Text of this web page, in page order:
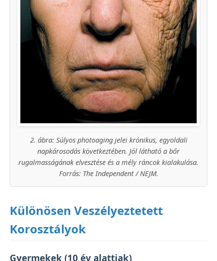
2. ábra: Súlyos photoaging jelei krónikus, egyoldali
napkárosodás következtében. Jól látható a bőr
rugalmasságának elvesztése és a mély ráncok kialakulása.
Forrás: The Independent / NEJM.
Különösen Veszélyeztetett
Korosztályok
Gyermekek (10 év alattiak)